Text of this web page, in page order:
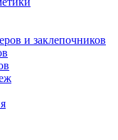
и заклепочников